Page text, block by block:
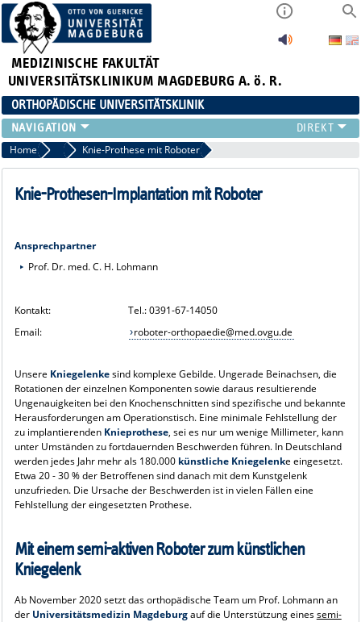
MEDIZINISCHE FAKULTÄT
UNIVERSITÄTSKLINIKUM MAGDEBURG A. ö. R.
ORTHOPÄDISCHE UNIVERSITÄTSKLINIK
TEAM
KLINIK
ÄRZTE
EXP. ORTHOPÄDIE
ENDOPROTHETIKZENTRUM DER MAXIMALVERSORGUNG
Home Knie Knie-Prothese mit Roboter
Knie-Prothesen-Implantation mit Roboter
Ansprechpartner
Prof. Dr. med. C. H. Lohmann
Kontakt: Tel.: 0391-67-14050
Email:
roboter-orthopaedie@med.ovgu.de
Unsere Kniegelenkesind komplexe Gebilde. Ungerade Beinachsen, die
Rotationen der einzelnen Komponenten sowie daraus resultierende
Ungenauigkeiten bei den Knochenschnitten sind spezifische und bekannte
Herausforderungen am Operationstisch. Eine minimale Fehlstellung der
zu implantierenden Knieprothese, sei es nur um wenige Millimeter, kann
unter Umständen zu fortdauernden Beschwerden führen. In Deutschland
werden jedes Jahr mehr als 180.000 künstliche Kniegelenke eingesetzt.
Etwa 20 - 30 % der Betroffenen sind danach mit dem Kunstgelenk
unzufrieden. Die Ursache der Beschwerden ist in vielen Fällen eine
Fehlstellung der eingesetzten Prothese.
Mit einem semi-aktiven Roboter zum künstlichen
Kniegelenk
Ab November 2020 setzt das orthopädische Team um Prof. Lohmann an
der Universitätsmedizin Magdeburgauf die Unterstützung einessemi-